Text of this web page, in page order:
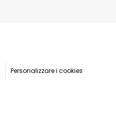
Personalizzare i cookies